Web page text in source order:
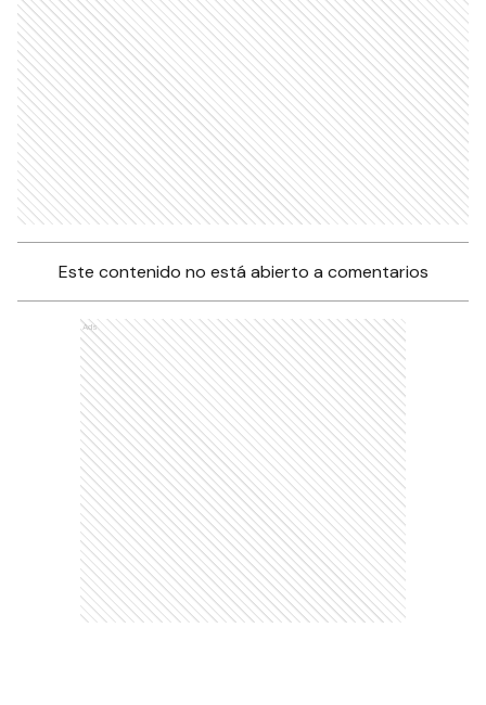
Este contenido no está abierto a comentarios
Ads